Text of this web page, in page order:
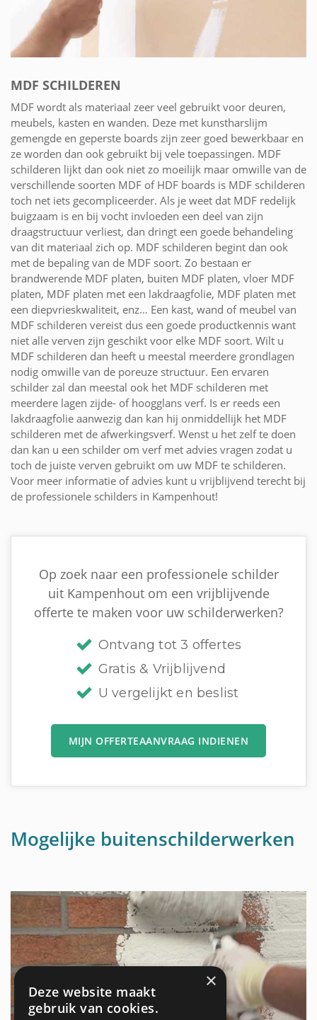
MDF SCHILDEREN
MDF wordt als materiaal zeer veel gebruikt voor deuren,
meubels, kasten en wanden. Deze met kunstharslijm
gemengde en geperste boards zijn zeer goed bewerkbaar en
ze worden dan ook gebruikt bij vele toepassingen. MDF
schilderen lijkt dan ook niet zo moeilijk maar omwille van de
verschillende soorten MDF of HDF boards is MDF schilderen
toch net iets gecompliceerder. Als je weet dat MDF redelijk
buigzaam is en bij vocht invloeden een deel van zijn
draagstructuur verliest, dan dringt een goede behandeling
van dit materiaal zich op. MDF schilderen begint dan ook
met de bepaling van de MDF soort. Zo bestaan er
brandwerende MDF platen, buiten MDF platen, vloer MDF
platen, MDF platen met een lakdraagfolie, MDF platen met
een diepvrieskwaliteit, enz… Een kast, wand of meubel van
MDF schilderen vereist dus een goede productkennis want
niet alle verven zijn geschikt voor elke MDF soort. Wilt u
MDF schilderen dan heeft u meestal meerdere grondlagen
nodig omwille van de poreuze structuur. Een ervaren
schilder zal dan meestal ook het MDF schilderen met
meerdere lagen zijde- of hoogglans verf. Is er reeds een
lakdraagfolie aanwezig dan kan hij onmiddellijk het MDF
schilderen met de afwerkingsverf. Wenst u het zelf te doen
dan kan u een schilder om verf met advies vragen zodat u
toch de juiste verven gebruikt om uw MDF te schilderen.
Voor meer informatie of advies kunt u vrijblijvend terecht bij
de professionele schilders in Kampenhout!
Op zoek naar een professionele schilder
uit Kampenhout om een vrijblijvende
offerte te maken voor uw schilderwerken?
Ontvang tot 3 offertes
Gratis & Vrijblijvend
U vergelijkt en beslist
MIJN OFFERTEAANVRAAG INDIENEN
Mogelijke buitenschilderwerken
×
Deze website maakt
gebruik van cookies.